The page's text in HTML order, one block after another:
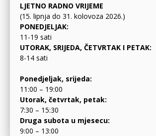
LJETNO RADNO VRIJEME
(15. lipnja do 31. kolovoza 2026.)
PONEDJELJAK:
11-19 sati
UTORAK, SRIJEDA, ČETVRTAK I PETAK:
8-14 sati
Ponedjeljak, srijeda:
11:00 – 19:00
Utorak, četvrtak, petak:
7:30 – 15:30
Druga subota u mjesecu:
9:00 – 13:00